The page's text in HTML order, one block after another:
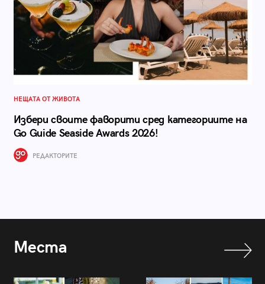
НЕЩАТА ОТ ЖИВОТА
Избери своите фаворити сред категориите на
Go Guide Seaside Awards 2026!
РЕДАКТОРИТЕ
Места